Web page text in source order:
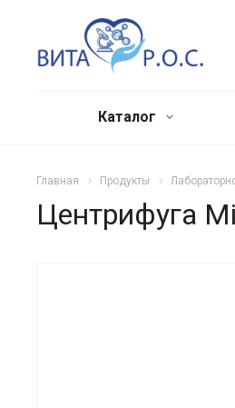
Каталог
Главная Продукты
Центрифуга